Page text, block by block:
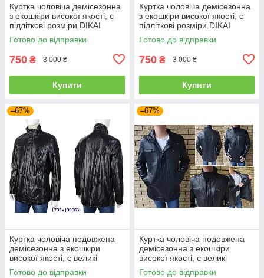
Куртка чоловіча демісезонна
з екошкіри високої якості, є
підліткові розміри DIKAI
Готово до відправки
750 ₴ 3 000 ₴
Купити
Куртка чоловіча демісезонна
з екошкіри високої якості, є
підліткові розміри DIKAI
Готово до відправки
750 ₴ 3 000 ₴
Купити
–67%
Куртка чоловіча подовжена
демісезонна з екошкіри
високої якості, є великі
розміри RHINOCEROS
Готово до відправки
–67%
Куртка чоловіча подовжена
демісезонна з екошкіри
високої якості, є великі
розміри RHINOCEROS
Готово до відправки